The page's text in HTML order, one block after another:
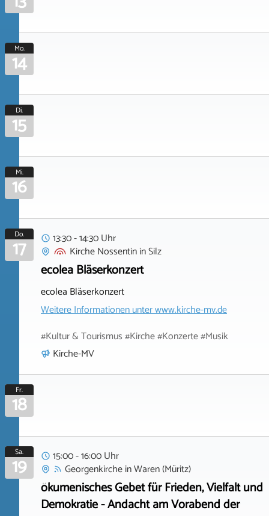
Mo.
14
Di.
15
Mi.
16
Do.
17
13:30 - 14:30 Uhr
Kirche NossentininSilz
ecolea Bläserkonzert
ecolea Bläserkonzert
Weitere Informationen unterwww.kirche-mv.de
#Kultur & Tourismus #Kirche #Konzerte #Musik
Kirche-MV
Fr.
18
Sa.
19
15:00 - 16:00 Uhr
GeorgenkircheinWaren (Müritz)
ökumenisches Gebet für Frieden, Vielfalt und
Demokratie - Andacht am Vorabend der